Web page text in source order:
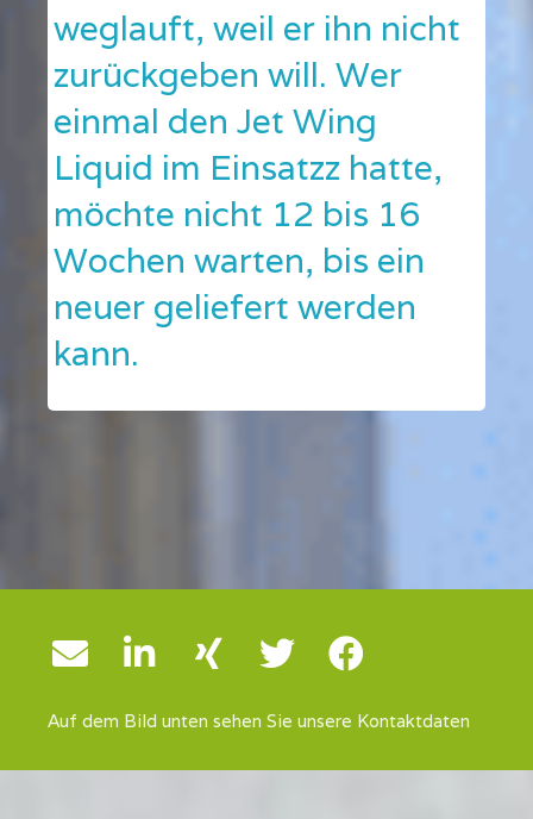
weglauft, weil er ihn nicht
zurückgeben will. Wer
einmal den Jet Wing
Liquid im Einsatzz hatte,
möchte nicht 12 bis 16
Wochen warten, bis ein
neuer geliefert werden
kann.
Auf dem Bild unten sehen Sie unsere Kontaktdaten